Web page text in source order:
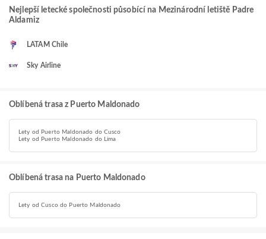
Nejlepší letecké společnosti působící na Mezinárodní letiště Padre
Aldamiz
LATAM Chile
Sky Airline
Oblíbená trasa z Puerto Maldonado
Lety od Puerto Maldonado do Cusco
Lety od Puerto Maldonado do Lima
Oblíbená trasa na Puerto Maldonado
Lety od Cusco do Puerto Maldonado